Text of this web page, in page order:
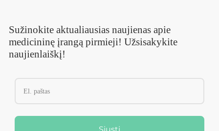
Sužinokite aktualiausias naujienas apie
medicininę įrangą pirmieji! Užsisakykite
naujienlaiškį!